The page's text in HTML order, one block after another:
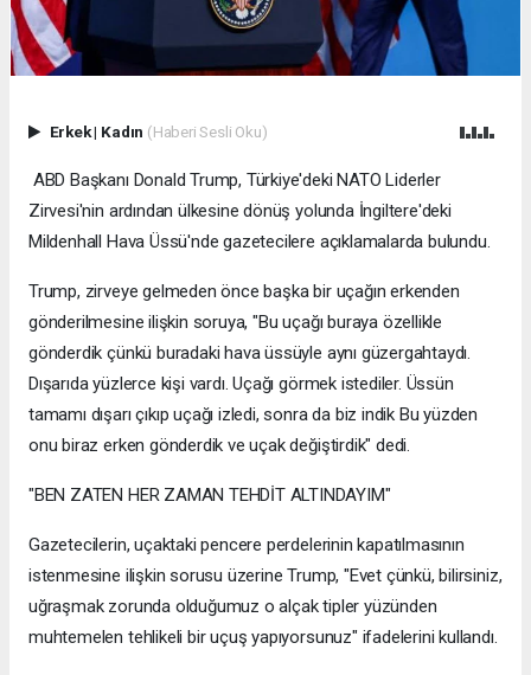
Erkek| Kadın (Haberi Sesli Oku)
ABD Başkanı Donald Trump, Türkiye'deki NATO Liderler
Zirvesi'nin ardından ülkesine dönüş yolunda İngiltere'deki
Mildenhall Hava Üssü'nde gazetecilere açıklamalarda bulundu.
Trump, zirveye gelmeden önce başka bir uçağın erkenden
gönderilmesine ilişkin soruya, "Bu uçağı buraya özellikle
gönderdik çünkü buradaki hava üssüyle aynı güzergahtaydı.
Dışarıda yüzlerce kişi vardı. Uçağı görmek istediler. Üssün
tamamı dışarı çıkıp uçağı izledi, sonra da biz indik Bu yüzden
onu biraz erken gönderdik ve uçak değiştirdik" dedi.
"BEN ZATEN HER ZAMAN TEHDİT ALTINDAYIM"
Gazetecilerin, uçaktaki pencere perdelerinin kapatılmasının
istenmesine ilişkin sorusu üzerine Trump, "Evet çünkü, bilirsiniz,
uğraşmak zorunda olduğumuz o alçak tipler yüzünden
muhtemelen tehlikeli bir uçuş yapıyorsunuz" ifadelerini kullandı.